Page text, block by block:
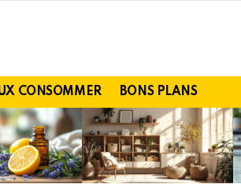
CONSOMMER BONS PLANS